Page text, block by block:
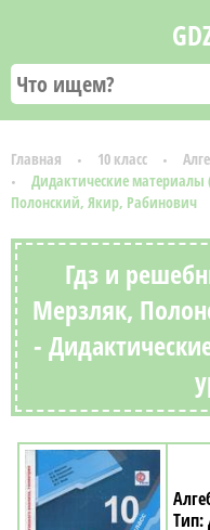
Главная 10 класс
Дидактические
Полонский, Якир, Рабинович
Гдз и
Мерзляк,
-